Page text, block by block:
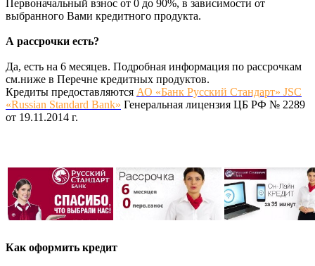
Первоначальный взнос от 0 до 90%, в зависимости от
выбранного Вами кредитного продукта.
А рассрочки есть?
Да, есть на 6 месяцев. Подробная информация по рассрочкам
см.ниже в Перечне кредитных продуктов.
Кредиты предоставляются АО «Банк Русский Стандарт» JSC
«Russian Standard Bank» Генеральная лицензия ЦБ РФ № 2289
от 19.11.2014 г.
Как оформить кредит